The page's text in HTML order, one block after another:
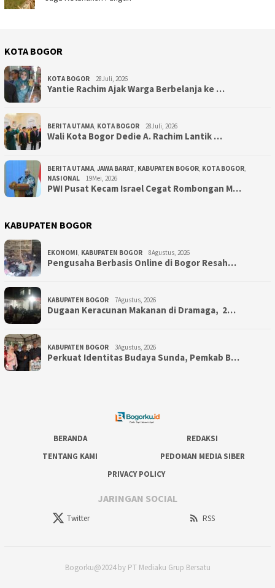
KOTA BOGOR
KOTA BOGOR 28Juli, 2026
‎Yantie Rachim Ajak Warga Berbelanja ke …
BERITA UTAMA, KOTA BOGOR 28Juli, 2026
‎Wali Kota Bogor Dedie A. Rachim Lantik …
BERITA UTAMA, JAWA BARAT, KABUPATEN BOGOR, KOTA BOGOR,
NASIONAL
19Mei, 2026
PWI Pusat Kecam Israel Cegat Rombongan M…
KABUPATEN BOGOR
EKONOMI, KABUPATEN BOGOR 8Agustus, 2026
Pengusaha Berbasis Online di Bogor Resah…
KABUPATEN BOGOR 7Agustus, 2026
‎Dugaan Keracunan Makanan di Dramaga, 2…
KABUPATEN BOGOR 3Agustus, 2026
Perkuat Identitas Budaya Sunda, Pemkab B…
BERANDA
REDAKSI
TENTANG KAMI
PEDOMAN MEDIA SIBER
PRIVACY POLICY
JARINGAN SOCIAL
Twitter RSS
Bogorku@2024 by PT Mediaku Grup Bersatu